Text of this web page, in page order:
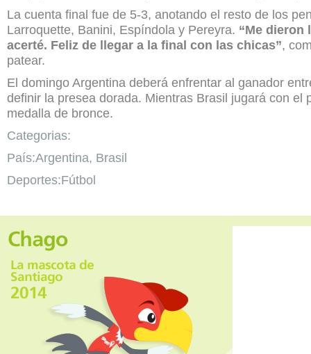
La cuenta final fue de 5-3, anotando el resto de los
Larroquette, Banini, Espíndola y Pereyra. “Me dieron
acerté. Feliz de llegar a la final con las chicas”,
patear.
El domingo Argentina deberá enfrentar al ganador
definir la presea dorada. Mientras Brasil jugará con el
medalla de bronce.
Categorias:
País:Argentina, Brasil
Deportes:Fútbol